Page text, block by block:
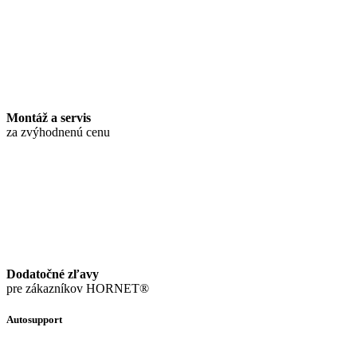
Montáž a servis
za zvýhodnenú cenu
Dodatočné zľavy
pre zákazníkov HORNET®
Autosupport